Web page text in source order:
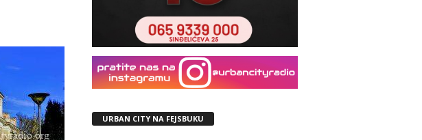
URBAN CITY NA FEJSBUKU